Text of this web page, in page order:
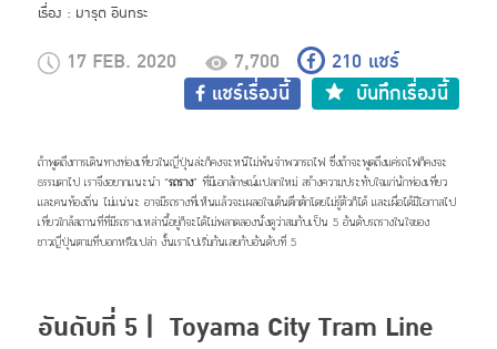
17 FEB. 2020 7,700 210 แชร์
แชร์เรื่องนี้
บันทึกเรื่องนี้
เรื่อง : มารุต อินทระ
ถ้าพูดถึงการเดินทางท่องเที่ยวในญี่ปุ่นล่ะก็คงจะหนีไม่พ้นจำพวกรถไฟ ซึ่งถ้าจะพูดถึงแค่รถไฟก็คงจะ
ธรรมดาไป เราจึงอยากแนะนำ “รถราง” ที่มีเอกลักษณ์แปลกใหม่ สร้างความประทับใจแก่นักท่องเที่ยว
และคนท้องถิ่น ไม่แน่นะ อาจมีรถรางที่เห็นแล้วจะเผลอใจเต้นตึกตักโดยไม่รู้ตัวก็ได้ และเผื่อได้มีโอกาสไป
เที่ยวใกล้สถานที่ที่มีรถรางเหล่านี้อยู่ก็จะได้ไม่พลาดลองนั่งดูว่าสมกับเป็น 5 อันดับรถรางในใจของ
ชาวญี่ปุ่นตามที่บอกหรือเปล่า งั้นเราไปเริ่มกันเลยกับอันดับที่ 5
อันดับที่ 5 | Toyama City Tram Line